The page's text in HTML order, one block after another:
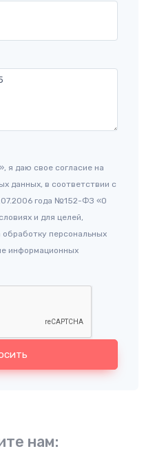
я даю свое согласие на
данных, в соответствии с
года №152-ФЗ «О
и для целей,
обработку персональных
информационных
нам: